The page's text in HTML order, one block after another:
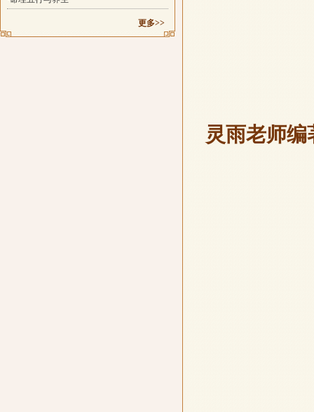
更多>>
灵雨老师